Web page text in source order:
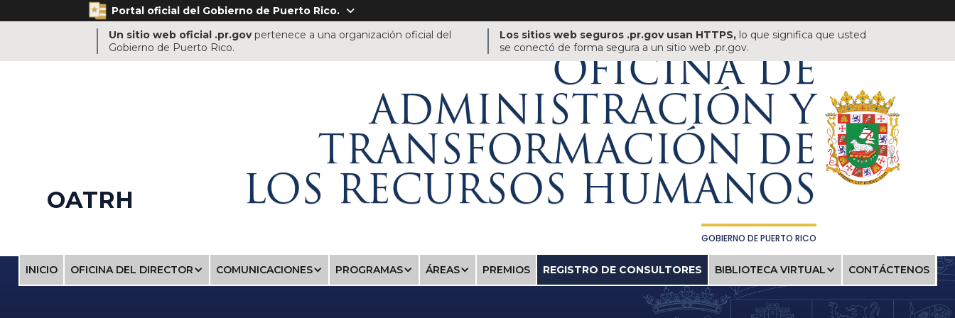
Portal oficial del Gobierno de Puerto Rico. 
Un sitio web oficial .pr.govpertenece a una organización oficial del
Gobierno de Puerto Rico.
Los sitios web seguros .pr.gov usan HTTPS, lo que significa que usted
se conectó de forma segura a un sitio web .pr.gov.
OATRH
OFICINA DE
ADMINISTRACIÓN Y
TRANSFORMACIÓN DE
LOS RECURSOS HUMANOS
GOBIERNO DE PUERTO RICO
INICIO OFICINA DEL DIRECTOR COMUNICACIONES PROGRAMAS ÁREAS PREMIOS REGISTRO DE CONSULTORES BIBLIOTECA VIRTUAL CONTÁCTENOS